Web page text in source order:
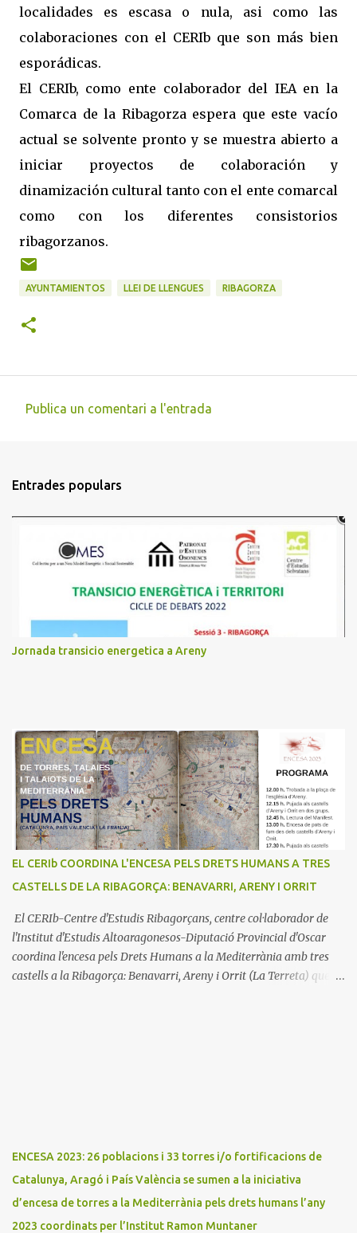
localidades es escasa o nula, asi como las
colaboraciones con el CERIb que son más bien
esporádicas.
El CERIb, como ente colaborador del IEA en la
Comarca de la Ribagorza espera que este vacío
actual se solvente pronto y se muestra abierto a
iniciar proyectos de colaboración y
dinamización cultural tanto con el ente comarcal
como con los diferentes consistorios
ribagorzanos.
AYUNTAMIENTOS LLEI DE LLENGUES RIBAGORZA
e
n
a
Publica un comentari a l'entrada
Entrades populars
Jornada transicio energetica a Areny
EL CERIb COORDINA L'ENCESA PELS DRETS HUMANS A TRES
CASTELLS DE LA RIBAGORÇA: BENAVARRI, ARENY I ORRIT
El CERIb-Centre d'Estudis Ribagorçans, centre col·laborador de
l'Institut d'Estudis Altoaragonesos-Diputació Provincial d'Oscar
coordina l'encesa pels Drets Humans a la Mediterrània amb tres
castells a la Ribagorça: Benavarri, Areny i Orrit (La Terreta) que
ENCESA 2023: 26 poblacions i 33 torres i/o fortificacions de
Catalunya, Aragó i País València se sumen a la iniciativa
d’encesa de torres a la Mediterrània pels drets humans l’any
2023 coordinats per l’Institut Ramon Muntaner